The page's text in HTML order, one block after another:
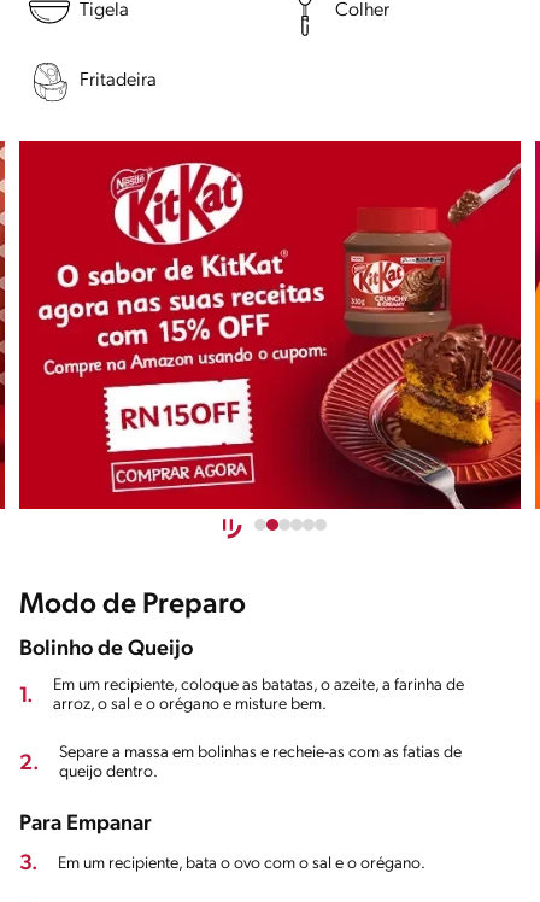
Tigela Colher
Fritadeira
Modo de Preparo
Bolinho de Queijo
1.
Em um recipiente, coloque as batatas, o azeite, a farinha de
arroz, o sal e o orégano e misture bem.
2.
Separe a massa em bolinhas e recheie-as com as fatias de
queijo dentro.
Para Empanar
3.
Em um recipiente, bata o ovo com o sal e o orégano.